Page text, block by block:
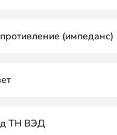
(импеданс)
ТН ВЭД